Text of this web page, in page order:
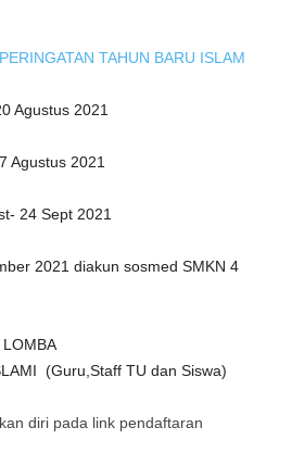
TAHUN BARU ISLAM
Agustus 2021
Agustus 2021
24 Sept 2021
2021 diakun sosmed SMKN 4
LOMBA
(Guru,Staff TU dan Siswa)
diri pada link pendaftaran